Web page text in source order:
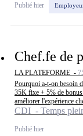
Publié hier
Chef.fe de
LA PLATEFORME -
Pourquoi a-t-on besoin
35K fixe + 5% de
améliorer l'expérience
CDI - Temps
Publié hier